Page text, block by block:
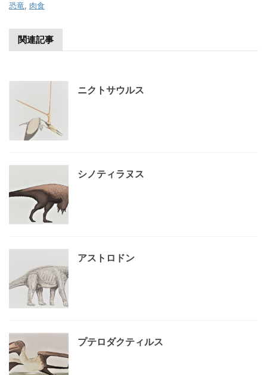
恐竜, 肉食
関連記事
ニクトサウルス
シノティラヌス
アストロドン
プテロダクティルス